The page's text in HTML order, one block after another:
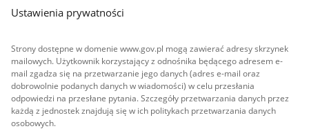
Ustawienia prywatności
Strony dostępne w domenie www.gov.pl mogą zawierać adresy skrzynek
mailowych. Użytkownik korzystający z odnośnika będącego adresem e-
mail zgadza się na przetwarzanie jego danych (adres e-mail oraz
dobrowolnie podanych danych w wiadomości) w celu przesłania
odpowiedzi na przesłane pytania. Szczegóły przetwarzania danych przez
każdą z jednostek znajdują się w ich politykach przetwarzania danych
osobowych.